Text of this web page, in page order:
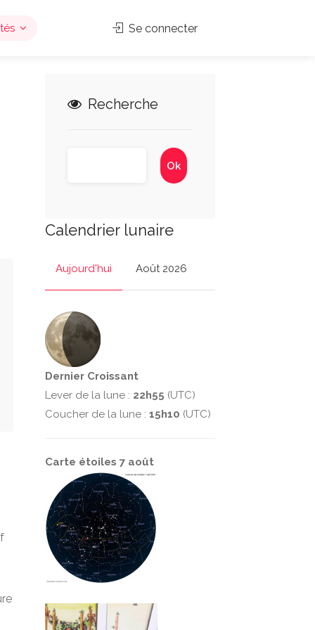
Se connecter
Recherche
Calendrier lunaire
Aujourd'hui Août 2026
Dernier Croissant
Lever de la lune : 22h55 (UTC)
Coucher de la lune : 15h10 (UTC)
Carte étoiles 7 août